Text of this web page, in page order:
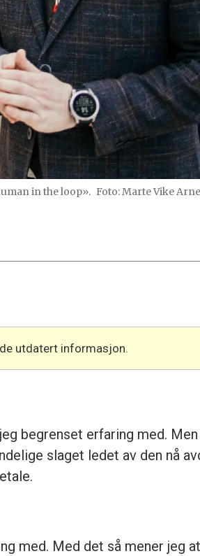
in the loop». Foto: Marte Vike
utdatert informasjon.
begrenset erfaring med.
slaget ledet av den nå
med. Med det så mener jeg